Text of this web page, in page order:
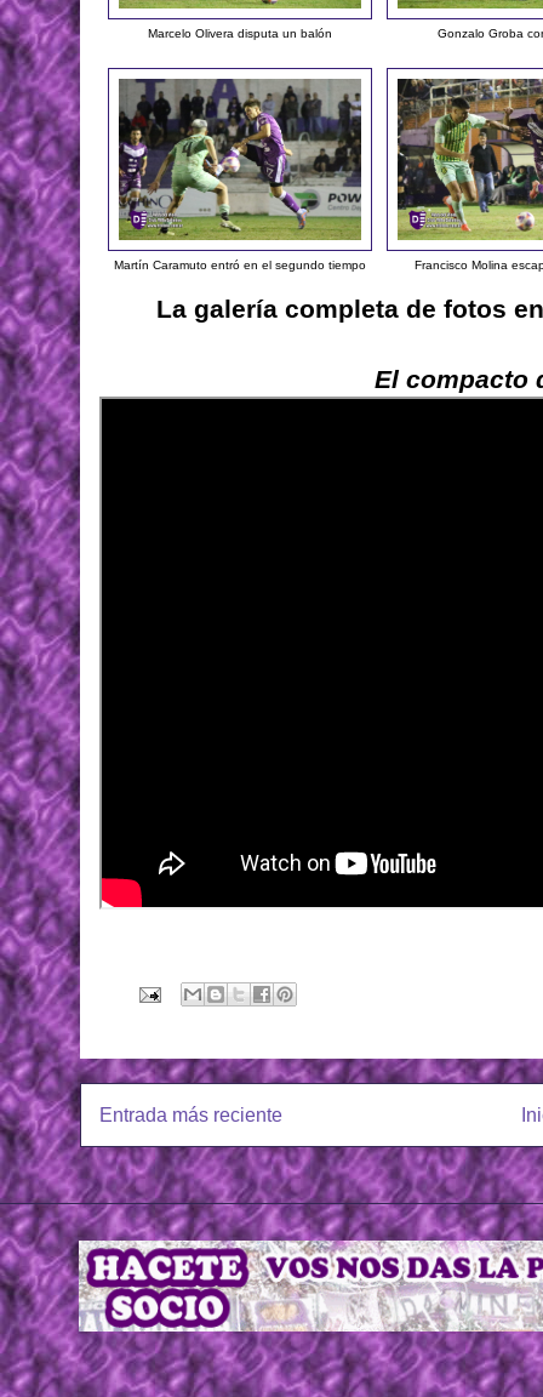
Marcelo Olivera disputa un balón Gonzalo Groba
Martín Caramuto entró en el segundo tiempo Francisco Molina
La galería completa de fotos
El compacto
Entrada más reciente